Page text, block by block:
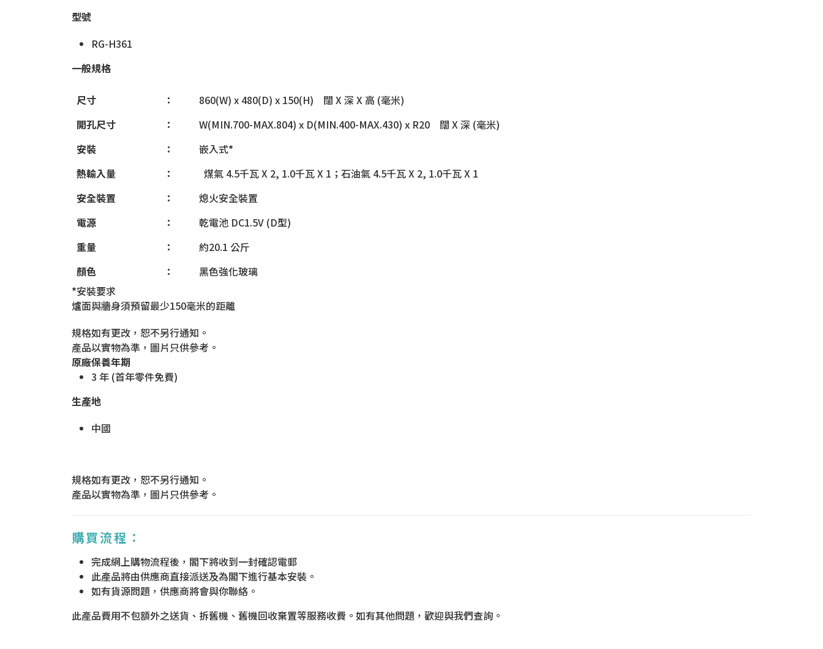
型號
RG-H361
一般規格
尺寸 ：
860(W) x 480(D) x 150(H) 闊 X 深 X 高 (毫米)
開孔尺寸
：
W(MIN.700-MAX.804) x D(MIN.400-MAX.430) x R20 闊 X 深 (毫米)
安裝
： 嵌入式*
熱輸入量
：
煤氣 4.5千瓦 X 2, 1.0千瓦 X 1；石油氣 4.5千瓦 X 2, 1.0千瓦 X 1
安全裝置
：
熄火安全裝置
電源
：
乾電池 DC1.5V (D型)
重量
：
約20.1 公斤
顏色
：
黑色強化玻璃
*安裝要求
爐面與牆身須預留最少150毫米的距離
規格如有更改，恕不另行通知。
產品以實物為準，圖片只供參考。
原廠保養年期
3 年 (首年零件免費)
生產地
中國
規格如有更改，恕不另行通知。
產品以實物為準，圖片只供參考。
購買流程：
完成網上購物流程後，閣下將收到一封確認電郵
此產品將由供應商直接派送及為閣下進行基本安裝。
如有貨源問題，供應商將會與你聯絡。
此產品費用不包額外之送貨、拆舊機、舊機回收棄置等服務收費。如有其他問題，歡迎與我們查詢。